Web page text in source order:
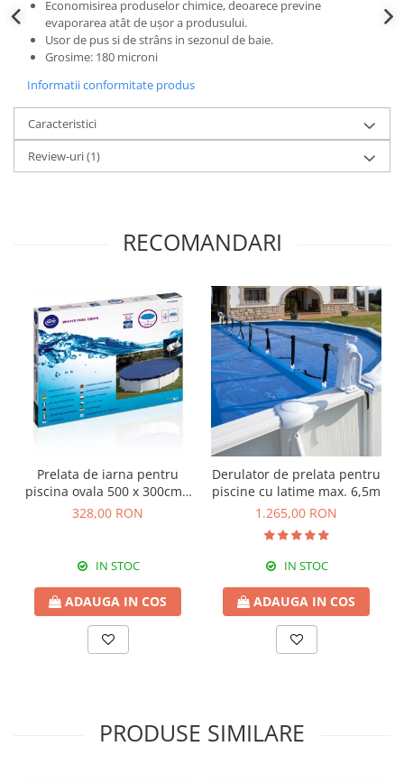
Economisirea produselor chimice, deoarece previne
evaporarea atât de ușor a produsului.
Usor de pus si de strâns in sezonul de baie.
Grosime: 180 microni
Informatii conformitate produs
Caracteristici
Review-uri(1)
RECOMANDARI
Prelata de iarna pentru
piscina ovala 500 x 300cm -
120g/m
328,00 RON
IN STOC
ADAUGA IN COS
Derulator de prelata pentru
piscine cu latime max. 6,5m
1.265,00 RON
IN STOC
ADAUGA IN COS
PRODUSE SIMILARE